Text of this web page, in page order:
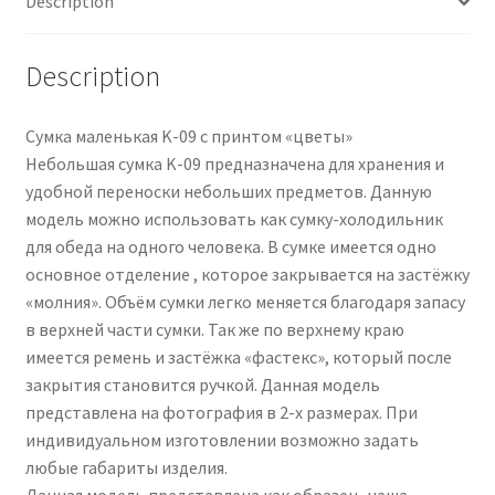
Description
Сумка маленькая K-09 с принтом «цветы»
Небольшая сумка K-09 предназначена для хранения и
удобной переноски небольших предметов. Данную
модель можно использовать как сумку-холодильник
для обеда на одного человека. В сумке имеется одно
основное отделение , которое закрывается на застёжку
«молния». Объём сумки легко меняется благодаря запасу
в верхней части сумки. Так же по верхнему краю
имеется ремень и застёжка «фастекс», который после
закрытия становится ручкой. Данная модель
представлена на фотография в 2-х размерах. При
индивидуальном изготовлении возможно задать
любые габариты изделия.